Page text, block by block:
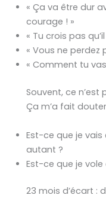
« Ça va être dur
courage ! »
« Tu crois pas
« Vous ne perdez
« Comment tu
Souvent, ce
Ça m’a fait
Est-ce que je
autant ?
Est-ce que je
23 mois d’écart :